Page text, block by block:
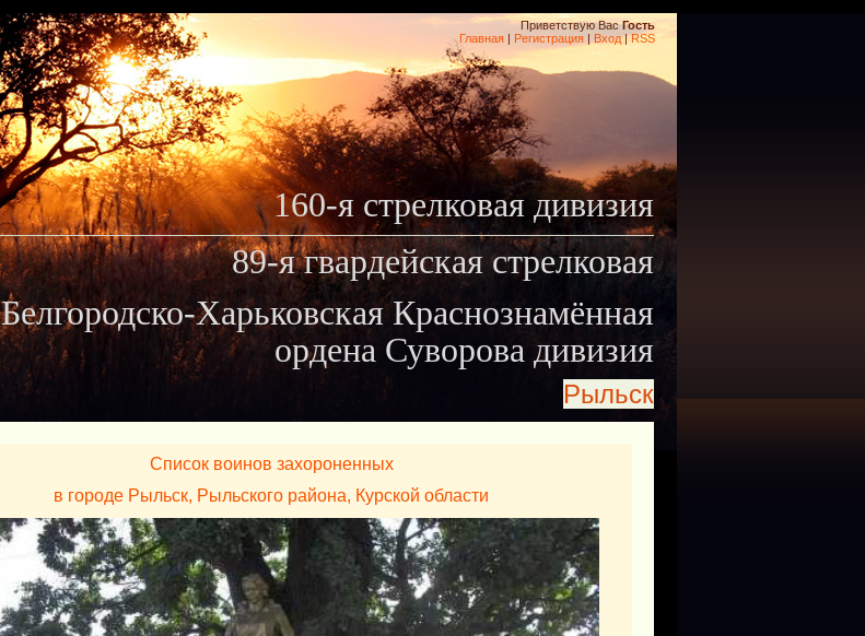
Приветствую Вас Гость
Главная | Регистрация | Вход|RSS
160-я стрелковая дивизия
89-я гвардейская стрелковая
Белгородско-Харьковская Краснознамённая
ордена Суворова дивизия
Рыльск
Список воинов захороненных
в городе Рыльск, Рыльского района, Курской области